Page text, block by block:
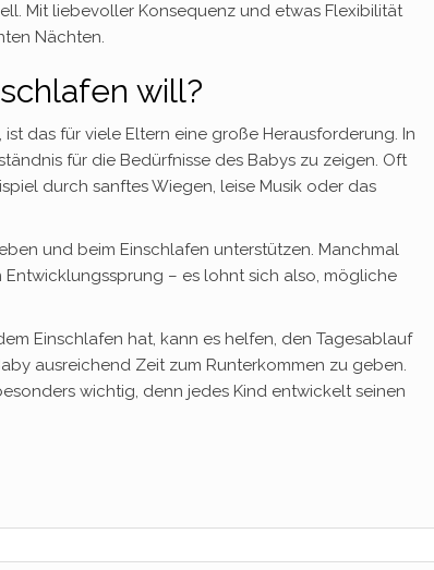
Mit liebevoller Konsequenz und etwas Flexibilität
Nächten.
will?
das für viele Eltern eine große Herausforderung. In
für die Bedürfnisse des Babys zu zeigen. Oft
durch sanftes Wiegen, leise Musik oder das
und beim Einschlafen unterstützen. Manchmal
– es lohnt sich also, mögliche
Einschlafen hat, kann es helfen, den Tagesablauf
ausreichend Zeit zum Runterkommen zu geben.
wichtig, denn jedes Kind entwickelt seinen